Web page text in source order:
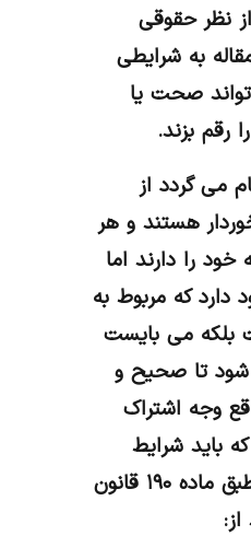
نظر حقوقی
به شرایطی
صحت یا
رقم بزند.
می گردد از
هستند و هر
را دارند اما
که مربوط به
بلکه می بایست
شود تا صحیح و
وجه اشتراک
باید شرایط
صحت را داشته باشند. طبق ماده ۱۹۰ قانون